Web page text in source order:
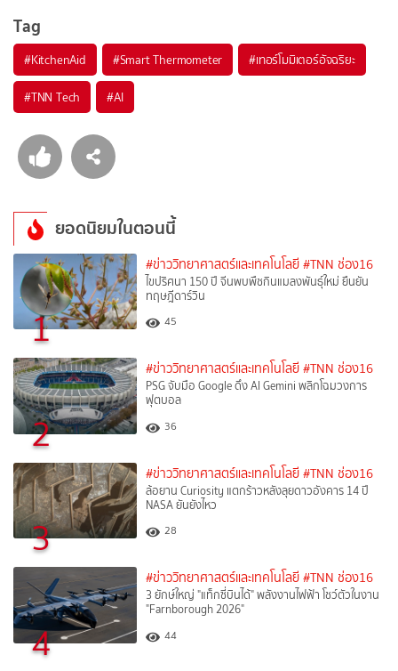
Tag
#KitchenAid #Smart Thermometer #เทอร์โมมิเตอร์อัจฉริยะ
#TNN Tech #AI
ยอดนิยมในตอนนี้
1
#ข่าววิทยาศาสตร์และเทคโนโลยี #TNN ช่อง16
ไขปริศนา 150 ปี จีนพบพืชกินแมลงพันธุ์ใหม่ ยืนยัน
ทฤษฎีดาร์วิน
45
2
#ข่าววิทยาศาสตร์และเทคโนโลยี #TNN ช่อง16
PSG จับมือ Google ดึง AI Gemini พลิกโฉมวงการ
ฟุตบอล
36
3
#ข่าววิทยาศาสตร์และเทคโนโลยี #TNN ช่อง16
ล้อยาน Curiosity แตกร้าวหลังลุยดาวอังคาร 14 ปี
NASA ยันยังไหว
28
4
#ข่าววิทยาศาสตร์และเทคโนโลยี #TNN ช่อง16
3 ยักษ์ใหญ่ "แท็กซี่บินได้" พลังงานไฟฟ้า โชว์ตัวในงาน
"Farnborough 2026"
44